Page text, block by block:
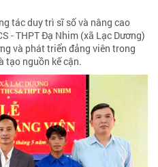
tác duy trì sĩ số và nâng cao
- THPT Đạ Nhim (xã Lạc Dương)
và phát triển đảng viên trong
tạo nguồn kế cận.